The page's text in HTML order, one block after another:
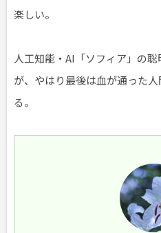
楽しい。
人工知能・AI「ソフィア」の
が、やはり最後は血が通った
る。